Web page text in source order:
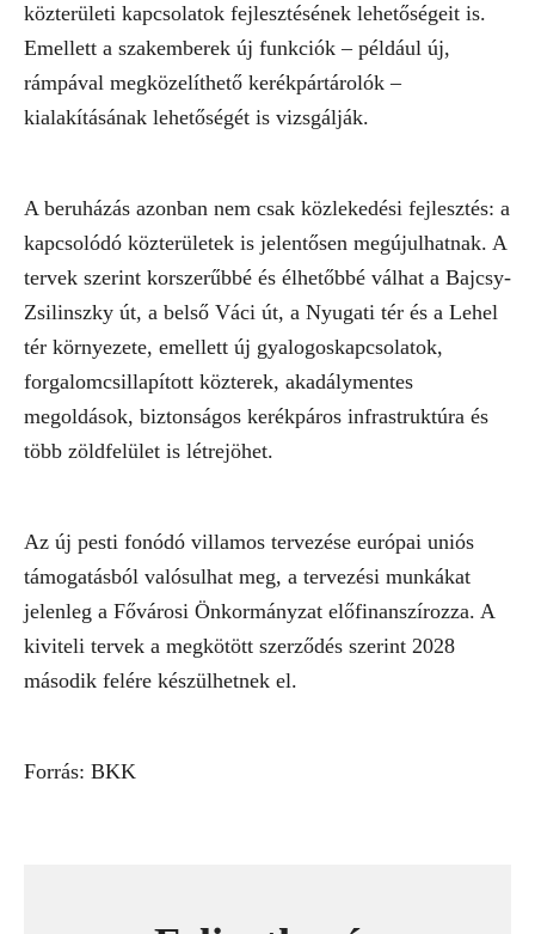
közterületi kapcsolatok fejlesztésének lehetőségeit is.
Emellett a szakemberek új funkciók – például új,
rámpával megközelíthető kerékpártárolók –
kialakításának lehetőségét is vizsgálják.
A beruházás azonban nem csak közlekedési fejlesztés: a
kapcsolódó közterületek is jelentősen megújulhatnak. A
tervek szerint korszerűbbé és élhetőbbé válhat a Bajcsy-
Zsilinszky út, a belső Váci út, a Nyugati tér és a Lehel
tér környezete, emellett új gyalogoskapcsolatok,
forgalomcsillapított közterek, akadálymentes
megoldások, biztonságos kerékpáros infrastruktúra és
több zöldfelület is létrejöhet.
Az új pesti fonódó villamos tervezése európai uniós
támogatásból valósulhat meg, a tervezési munkákat
jelenleg a Fővárosi Önkormányzat előfinanszírozza. A
kiviteli tervek a megkötött szerződés szerint 2028
második felére készülhetnek el.
Forrás: BKK